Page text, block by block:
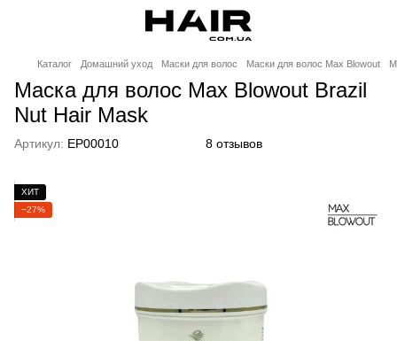
Каталог Домашний уход Маски для волос Маски для волос Max Blowout
Маска для волос Max Blowout Brazil
Nut Hair Mask
Артикул: EP00010 8 отзывов
ХИТ
−27%